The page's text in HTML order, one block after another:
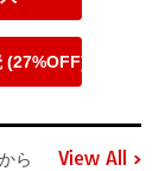
(27%OFF)
ら View All